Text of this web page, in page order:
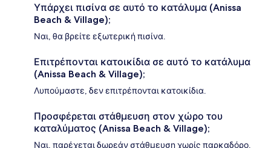
Υπάρχει πισίνα σε αυτό το κατάλυμα (Anissa
Beach & Village);
Ναι, θα βρείτε εξωτερική πισίνα.
Επιτρέπονται κατοικίδια σε αυτό το κατάλυμα
(Anissa Beach & Village);
Λυπούμαστε, δεν επιτρέπονται κατοικίδια.
Προσφέρεται στάθμευση στον χώρο του
καταλύματος (Anissa Beach & Village);
Ναι, παρέχεται δωρεάν στάθμευση χωρίς παρκαδόρο.